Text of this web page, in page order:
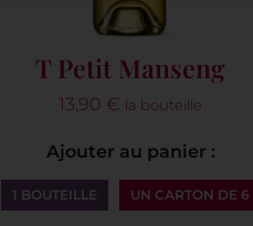
T Petit Manseng
13,90 € la bouteille
Ajouter au panier :
1 BOUTEILLE UN CARTON DE 6